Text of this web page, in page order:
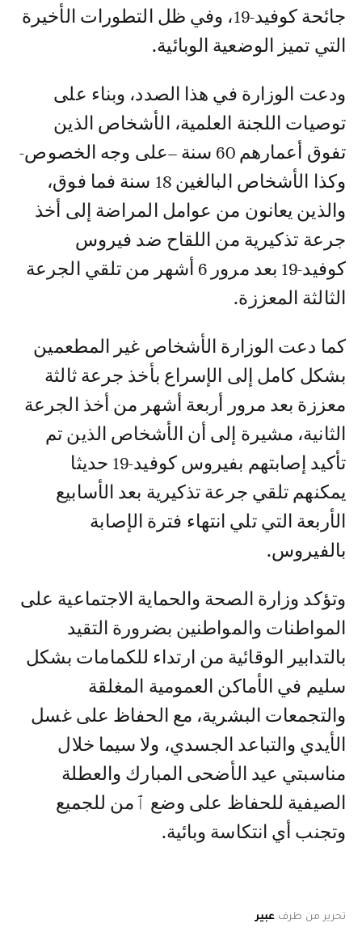
جائحة كوفيد-19، وفي ظل التطورات الأخيرة
التي تميز الوضعية الوبائية.
ودعت الوزارة في هذا الصدد، وبناء على
توصيات اللجنة العلمية، الأشخاص الذين
تفوق أعمارهم 60 سنة –على وجه الخصوص-
وكذا الأشخاص البالغين 18 سنة فما فوق،
والذين يعانون من عوامل المراضة إلى أخذ
جرعة تذكيرية من اللقاح ضد فيروس
كوفيد-19 بعد مرور 6 أشهر من تلقي الجرعة
الثالثة المعززة.
كما دعت الوزارة الأشخاص غير المطعمين
بشكل كامل إلى الإسراع بأخذ جرعة ثالثة
معززة بعد مرور أربعة أشهر من أخذ الجرعة
الثانية، مشيرة إلى أن الأشخاص الذين تم
تأكيد إصابتهم بفيروس كوفيد-19 حديثا
يمكنهم تلقي جرعة تذكيرية بعد الأسابيع
الأربعة التي تلي انتهاء فترة الإصابة
بالفيروس.
وتؤكد وزارة الصحة والحماية الاجتماعية على
المواطنات والمواطنين بضرورة التقيد
بالتدابير الوقائية من ارتداء للكمامات بشكل
سليم في الأماكن العمومية المغلقة
والتجمعات البشرية، مع الحفاظ على غسل
الأيدي والتباعد الجسدي، ولا سيما خلال
مناسبتي عيد الأضحى المبارك والعطلة
الصيفية للحفاظ على وضع ٱمن للجميع
وتجنب أي انتكاسة وبائية.
تحرير من طرف عبير